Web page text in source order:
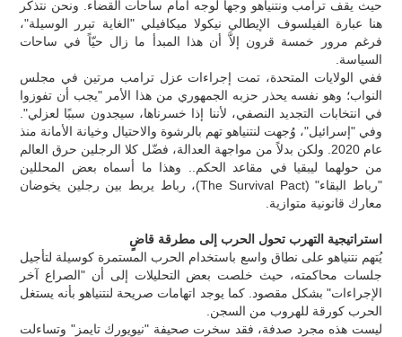
حيث يقف ترامب ونتنياهو وجهاً لوجه أمام ساحات القضاء. ونحن نتذكر
هنا عبارة الفيلسوف الإيطالي نيكولا ميكافيلي "الغاية تبرر الوسيلة"،
فرغم مرور خمسة قرون إلاَّ أن هذا المبدأ ما زال حيّاً في ساحات
السياسة.
ففي الولايات المتحدة، تمت إجراءات عزل ترامب مرتين في مجلس
النواب؛ وهو نفسه يحذر حزبه الجمهوري من هذا الأمر "يجب أن تفوزوا
في انتخابات التجديد النصفي، لأننا إذا خسرناها، سيجدون سببًا لعزلي".
وفي "إسرائيل"، وُجهت لنتنياهو تهم بالرشوة والاحتيال وخيانة الأمانة منذ
عام 2020. ولكن بدلاً من مواجهة العدالة، فضّل كلا الرجلين حرق العالم
من حولهما ليبقيا في مقاعد الحكم.. وهذا ما أسماه بعض المحللين
"رباط البقاء" (The Survival Pact)، رباط يربط بين رجلين يخوضان
معارك قانونية متوازية.
استراتيجية التهرب تحول الحرب إلى مطرقة قاضٍ
يُتهم نتنياهو على نطاق واسع باستخدام الحرب المستمرة كوسيلة لتأجيل
جلسات محاكمته، حيث خلصت بعض التحليلات إلى أن "الصراع آخر
الإجراءات" بشكل مقصود. كما يوجد اتهامات صريحة لنتنياهو بأنه يستغل
الحرب كورقة للهروب من السجن.
ليست هذه مجرد صدفة، فقد سخرت صحيفة "نيويورك تايمز" وتساءلت